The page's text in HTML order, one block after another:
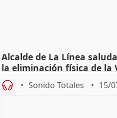
Alcalde de La Línea
la eliminación física de la
Sonido Totales 15/